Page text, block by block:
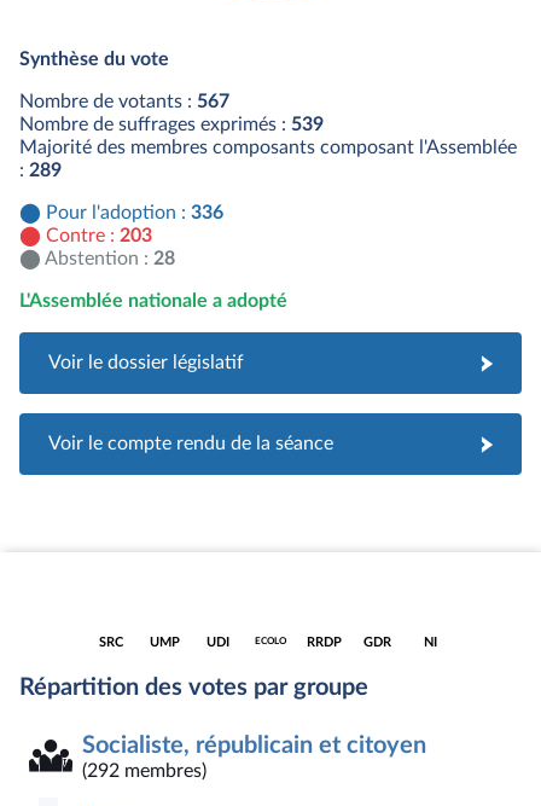
Synthèse du vote
Nombre de votants : 567
Nombre de suffrages exprimés : 539
Majorité des membres composants composant l'Assemblée
: 289
Pour l'adoption : 336
Contre : 203
Abstention : 28
L'Assemblée nationale a adopté
Voir le dossier législatif
Voir le compte rendu de la séance
à la
du
républicain
et
SRC
à la
du
pour
un
Mouvement
UMP
à la
du
des
démocrates
UDI
à la
du
ECOLO
à la
du
républicain,
RRDP
à la
du
démocrate
GDR
à la
non
NI
Répartition des votes par groupe
Socialiste, républicain et citoyen
(292 membres)